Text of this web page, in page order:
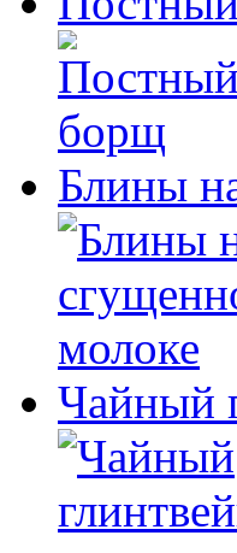
Блины
Чайный